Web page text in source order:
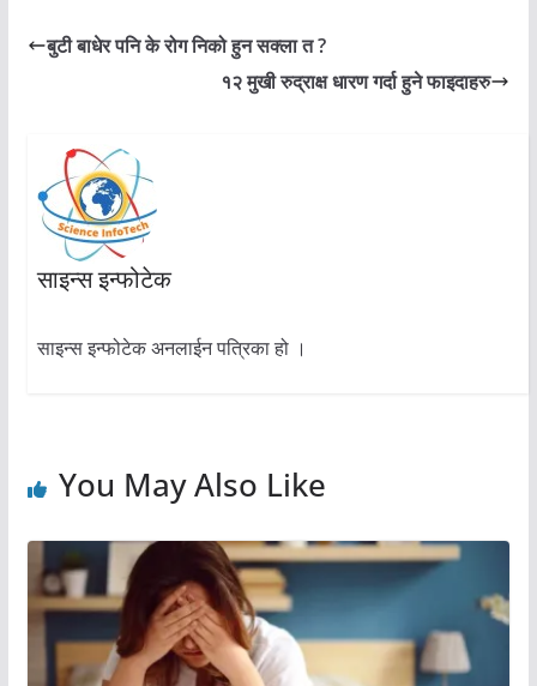
बुटी बाधेर पनि के रोग निको हुन सक्ला त ?
१२ मुखी रुद्राक्ष धारण गर्दा हुने फाइदाहरु
साइन्स इन्फोटेक
साइन्स इन्फोटेक अनलाईन पत्रिका हो ।
You May Also Like